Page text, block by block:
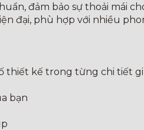
đảm bảo sự thoải mái
đại, phù hợp với nhiều
thiết kế trong từng chi tiết
bạn